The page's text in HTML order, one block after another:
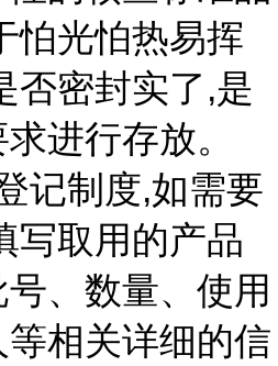
怕光怕热易挥
否密封实了,是
进行存放。
记制度,如需要
写取用的产品
、数量、使用
相关详细的信